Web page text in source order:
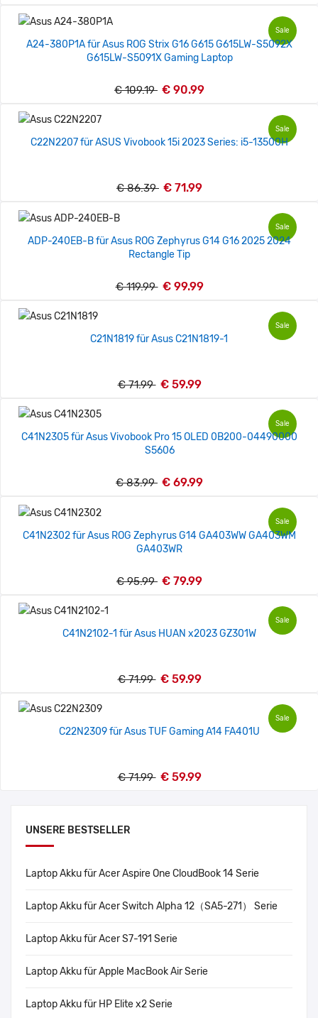
UNSERE BESTSELLER
Laptop Akku für Acer Aspire One CloudBook 14 Serie
Laptop Akku für Acer Switch Alpha 12（SA5-271） Serie
Laptop Akku für Acer S7-191 Serie
Laptop Akku für Apple MacBook Air Serie
Laptop Akku für HP Elite x2 Serie
Sale
A24-380P1A für Asus ROG Strix G16 G615 G615LW-S5092X
G615LW-S5091X Gaming Laptop
€ 109.19 € 90.99
Sale
C22N2207 für ASUS Vivobook 15i 2023 Series: i5-13500H
€ 86.39 € 71.99
Sale
ADP-240EB-B für Asus ROG Zephyrus G14 G16 2025 2024
Rectangle Tip
€ 119.99 € 99.99
Sale
C21N1819 für Asus C21N1819-1
€ 71.99 € 59.99
Sale
C41N2305 für Asus Vivobook Pro 15 OLED 0B200-04490000
S5606
€ 83.99 € 69.99
Sale
C41N2302 für Asus ROG Zephyrus G14 GA403WW GA403WM
GA403WR
€ 95.99 € 79.99
Sale
C41N2102-1 für Asus HUAN x2023 GZ301W
€ 71.99 € 59.99
Sale
C22N2309 für Asus TUF Gaming A14 FA401U
€ 71.99 € 59.99